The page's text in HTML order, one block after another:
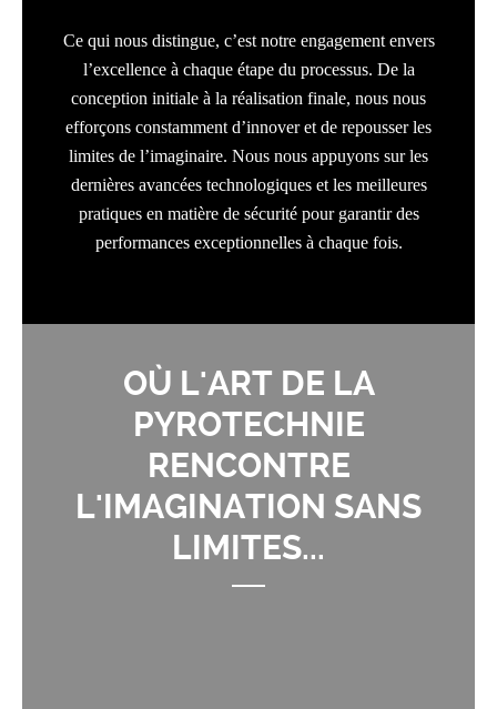
Ce qui nous distingue, c’est notre engagement envers
l’excellence à chaque étape du processus. De la
conception initiale à la réalisation finale, nous nous
efforçons constamment d’innover et de repousser les
limites de l’imaginaire. Nous nous appuyons sur les
dernières avancées technologiques et les meilleures
pratiques en matière de sécurité pour garantir des
performances exceptionnelles à chaque fois.
OÙ L'ART DE LA
PYROTECHNIE
RENCONTRE
L'IMAGINATION SANS
LIMITES...